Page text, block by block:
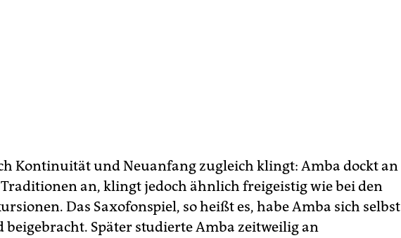
Kontinuität und Neuanfang zugleich klingt: Amba dockt an
an, klingt jedoch ähnlich freigeistig wie bei den
Das Saxofonspiel, so heißt es, habe Amba sich selbst
beigebracht. Später studierte Amba zeitweilig an